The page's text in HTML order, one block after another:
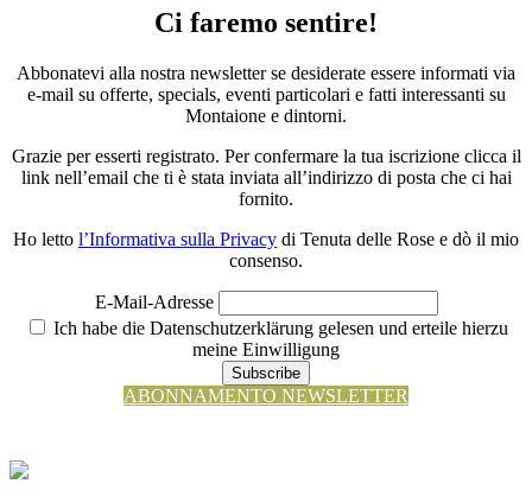
Ci faremo sentire!
Abbonatevi alla nostra newsletter se desiderate essere informati via
e-mail su offerte, specials, eventi particolari e fatti interessanti su
Montaione e dintorni.
Grazie per esserti registrato. Per confermare la tua iscrizione clicca il
link nell’email che ti è stata inviata all’indirizzo di posta che ci hai
fornito.
Ho letto l’Informativa sulla Privacy di Tenuta delle Rose e dò il mio
consenso.
E-Mail-Adresse
Ich habe die Datenschutzerklärung gelesen und erteile hierzu
meine Einwilligung
Subscribe
ABONNAMENTO NEWSLETTER